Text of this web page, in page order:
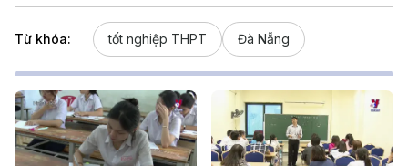
Từ khóa: tốt nghiệp THPT Đà Nẵng